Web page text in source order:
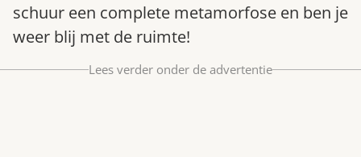
Gardeners’ World 08/2026
Bestel nu
schuur een complete metamorfose en ben je
weer blij met de ruimte!
Lees verder onder de advertentie